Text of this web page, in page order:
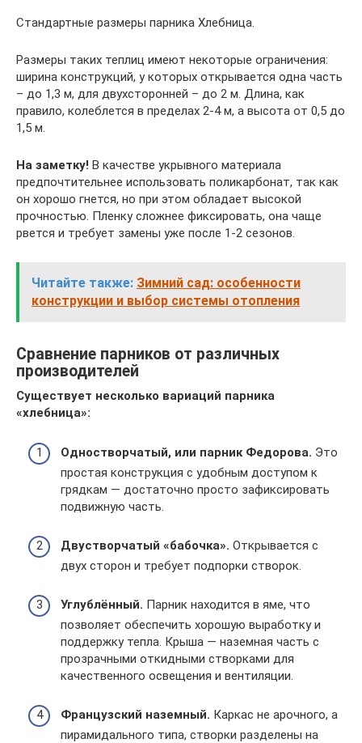
Стандартные размеры парника Хлебница.
Размеры таких теплиц имеют некоторые ограничения:
ширина конструкций, у которых открывается одна часть
– до 1,3 м, для двухсторонней – до 2 м. Длина, как
правило, колеблется в пределах 2-4 м, а высота от 0,5 до
1,5 м.
На заметку! В качестве укрывного материала
предпочтительнее использовать поликарбонат, так как
он хорошо гнется, но при этом обладает высокой
прочностью. Пленку сложнее фиксировать, она чаще
рвется и требует замены уже после 1-2 сезонов.
Читайте также: Зимний сад: особенности
конструкции и выбор системы отопления
Сравнение парников от различных
производителей
Существует несколько вариаций парника
«хлебница»:
Одностворчатый, или парник Федорова. Это
простая конструкция с удобным доступом к
грядкам — достаточно просто зафиксировать
подвижную часть.
Двустворчатый «бабочка». Открывается с
двух сторон и требует подпорки створок.
Углублённый. Парник находится в яме, что
позволяет обеспечить хорошую выработку и
поддержку тепла. Крыша — наземная часть с
прозрачными откидными створками для
качественного освещения и вентиляции.
Французский наземный. Каркас не арочного, а
пирамидального типа, створки разделены на